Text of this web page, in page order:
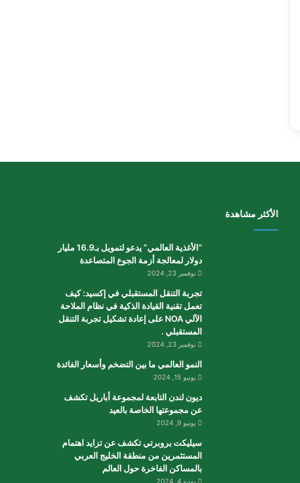
الأكثر مشاهدة
“الأغذية العالمي” يدعو لتمويل بـ16.9 مليار
دولار لمعالجة أزمة الجوع المتصاعدة
نوفمبر 23, 2024
تجربة التنقل المستقبلي في إكسيد: كيف
تعمل تقنية القيادة الذكية في نظام الملاحة
الآلي NOA على إعادة تشكيل تجربة التنقل
المستقبلي .
نوفمبر 23, 2024
النمو العالمي ما بين التضخم وأسعار الفائدة
يونيو 15, 2024
ديون لندن التابعة لمجموعة أباريل تكشف
عن مجموعتها الخاصة بالعيد
يونيو 9, 2024
سيليكت بروبرتي تكشف عن تزايد اهتمام
المستثمرين من منطقة الخليج العربي
بالمساكن الفاخرة حول العالم
يونيو 4, 2024